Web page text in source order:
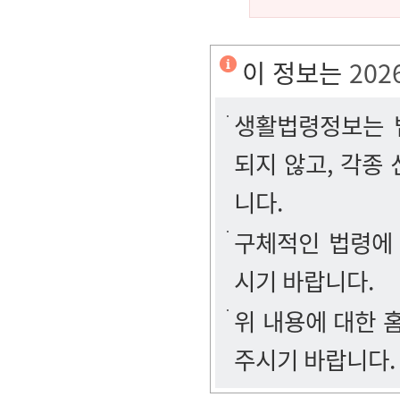
이 정보는
생활법령정보
되지 않고, 각종
니다.
구체적인 법령
시기 바랍니다.
위 내용에 대한
주시기 바랍니다.